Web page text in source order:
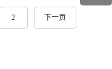
2 下一页